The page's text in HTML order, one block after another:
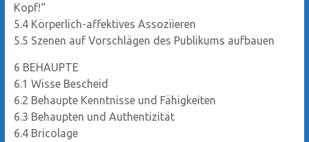
Kopf!“
5.4 Körperlich-affektives Assoziieren
5.5 Szenen auf Vorschlägen des Publikums aufbauen
6 BEHAUPTE
6.1 Wisse Bescheid
6.2 Behaupte Kenntnisse und Fähigkeiten
6.3 Behaupten und Authentizität
6.4 Bricolage